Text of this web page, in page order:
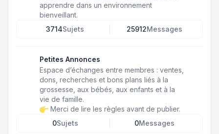
apprendre dans un environnement
bienveillant.
3714Sujets 25912Messages
Petites Annonces
Espace d’échanges entre membres : ventes,
dons, recherches et bons plans liés à la
grossesse, aux bébés, aux enfants et à la
vie de famille.
Merci de lire les règles avant de publier.
0Sujets 0Messages